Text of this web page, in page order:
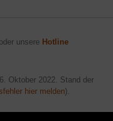
oder unsere Hotline
6. Oktober 2022. Stand der
hier melden).